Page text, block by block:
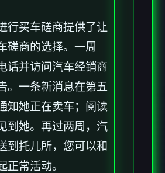
行买车磋商提供了让
磋商的选择。一周
话并访问汽车经销商
。一条新消息在第五
知她正在卖车；阅读
到她。再过两周，汽
到托儿所，您可以和
正常活动。